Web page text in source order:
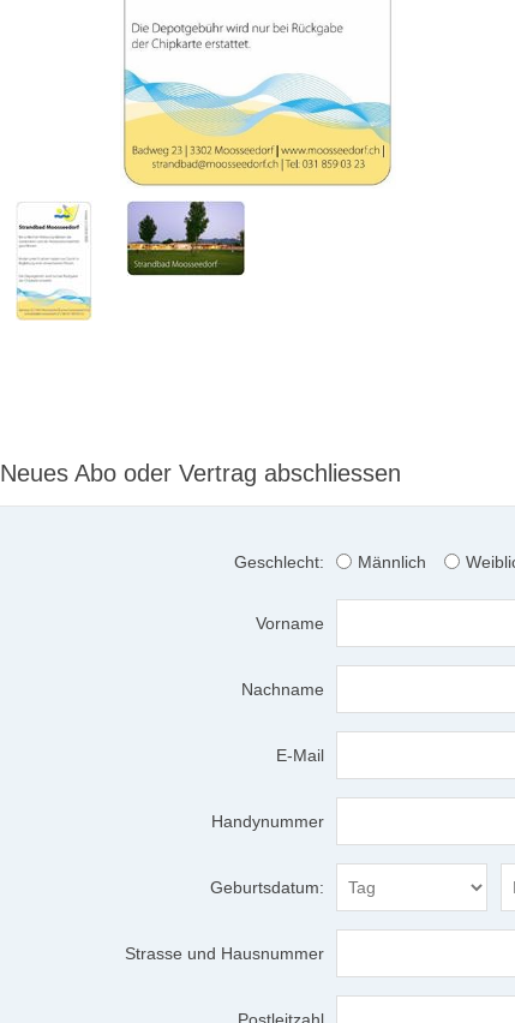
Neues Abo oder Vertrag abschliessen
Geschlecht: Männlich
Vorname
Nachname
E-Mail
Handynummer
Geburtsdatum:
Strasse und Hausnummer
Postleitzahl